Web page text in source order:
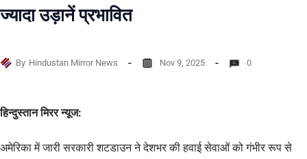
ज्यादा उड़ानें प्रभावित
By Hindustan Mirror News Nov 9, 2025 0
हिन्दुस्तान मिरर न्यूज:
अमेरिका में जारी सरकारी शटडाउन ने देशभर की हवाई सेवाओं को गंभीर रूप से